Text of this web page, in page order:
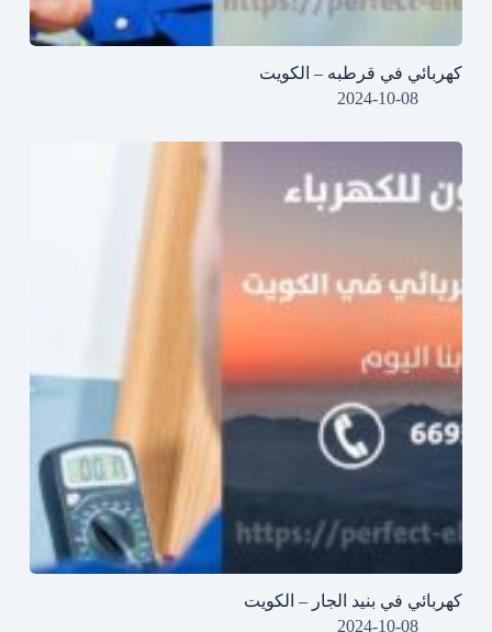
كهربائي في قرطبه – الكويت
2024-10-08
كهربائي في بنيد الجار – الكويت
2024-10-08